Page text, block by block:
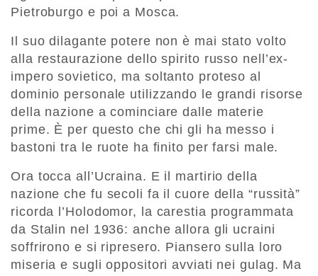
Pietroburgo e poi a Mosca.
Il suo dilagante potere non è mai stato volto
alla restaurazione dello spirito russo nell’ex-
impero sovietico, ma soltanto proteso al
dominio personale utilizzando le grandi risorse
della nazione a cominciare dalle materie
prime. È per questo che chi gli ha messo i
bastoni tra le ruote ha finito per farsi male.
Ora tocca all’Ucraina. E il martirio della
nazione che fu secoli fa il cuore della “russità”
ricorda l’Holodomor, la carestia programmata
da Stalin nel 1936: anche allora gli ucraini
soffrirono e si ripresero. Piansero sulla loro
miseria e sugli oppositori avviati nei gulag. Ma